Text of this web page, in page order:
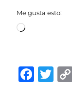
Me gusta esto:
Cargando...
F
T